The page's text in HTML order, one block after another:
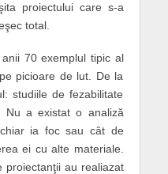
proiectului care s-a
total.
70 exemplul tipic al
picioare de lut. De la
studiile de fezabilitate
Nu a existat o analiză
ia foc sau cât de
ei cu alte materiale.
proiectanţii au realiazat